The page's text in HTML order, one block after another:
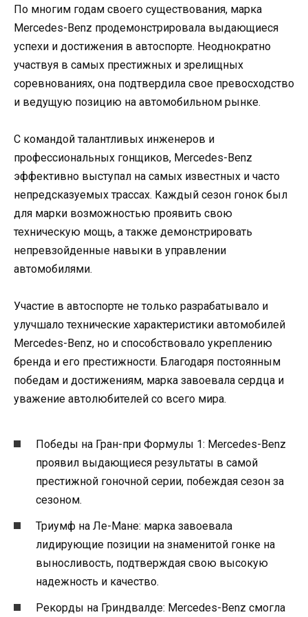
По многим годам своего существования, марка
Mercedes-Benz продемонстрировала выдающиеся
успехи и достижения в автоспорте. Неоднократно
участвуя в самых престижных и зрелищных
соревнованиях, она подтвердила свое превосходство
и ведущую позицию на автомобильном рынке.
С командой талантливых инженеров и
профессиональных гонщиков, Mercedes-Benz
эффективно выступал на самых известных и часто
непредсказуемых трассах. Каждый сезон гонок был
для марки возможностью проявить свою
техническую мощь, а также демонстрировать
непревзойденные навыки в управлении
автомобилями.
Участие в автоспорте не только разрабатывало и
улучшало технические характеристики автомобилей
Mercedes-Benz, но и способствовало укреплению
бренда и его престижности. Благодаря постоянным
победам и достижениям, марка завоевала сердца и
уважение автолюбителей со всего мира.
Победы на Гран-при Формулы 1: Mercedes-Benz
проявил выдающиеся результаты в самой
престижной гоночной серии, побеждая сезон за
сезоном.
Триумф на Ле-Мане: марка завоевала
лидирующие позиции на знаменитой гонке на
выносливость, подтверждая свою высокую
надежность и качество.
Рекорды на Гриндвалде: Mercedes-Benz смогла